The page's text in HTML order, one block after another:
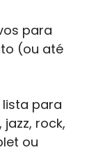
para
(ou até
para
rock,
ou